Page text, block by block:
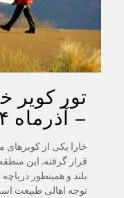
تور کویر
– آذرماه ۱۴۰۴
خارا یکی از
قرار گرفته. این
بلند و همینطور
توجه اهالی طبیعت